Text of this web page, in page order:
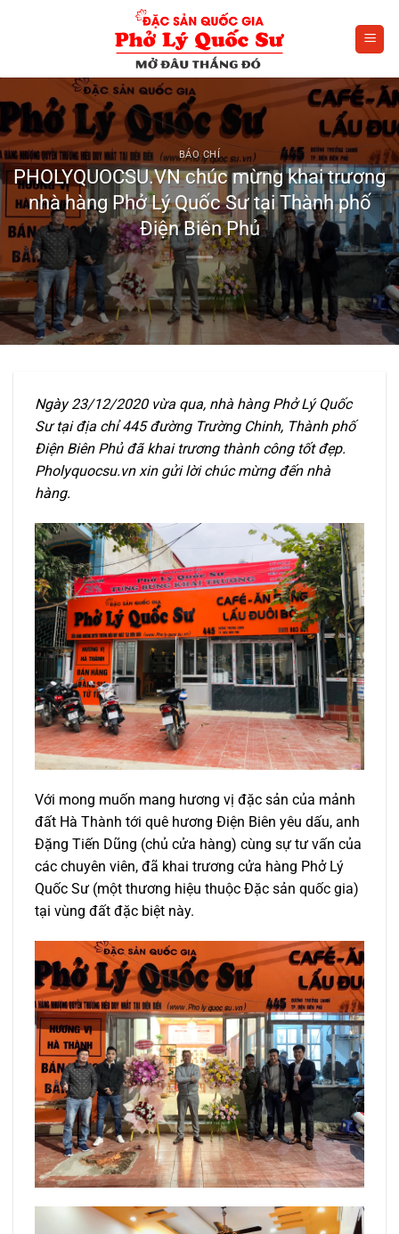
dung
BÁO CHÍ
PHOLYQUOCSU.VN chúc mừng khai trương
nhà hàng Phở Lý Quốc Sư tại Thành phố
Điện Biên Phủ
Ngày 23/12/2020 vừa qua, nhà hàng Phở Lý Quốc
Sư tại địa chỉ 445 đường Trường Chinh, Thành phố
Điện Biên Phủ đã khai trương thành công tốt đẹp.
Pholyquocsu.vn xin gửi lời chúc mừng đến nhà
hàng.
Với mong muốn mang hương vị đặc sản của mảnh
đất Hà Thành tới quê hương Điện Biên yêu dấu, anh
Đặng Tiến Dũng (chủ cửa hàng) cùng sự tư vấn của
các chuyên viên, đã khai trương cửa hàng Phở Lý
Quốc Sư (một thương hiệu thuộc Đặc sản quốc gia)
tại vùng đất đặc biệt này.